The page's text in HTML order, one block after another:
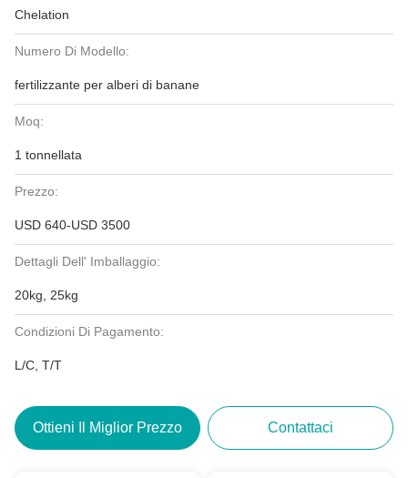
Chelation
Numero Di Modello:
fertilizzante per alberi di banane
Moq:
1 tonnellata
Prezzo:
USD 640-USD 3500
Dettagli Dell' Imballaggio:
20kg, 25kg
Condizioni Di Pagamento:
L/C, T/T
Ottieni Il Miglior Prezzo Contattaci